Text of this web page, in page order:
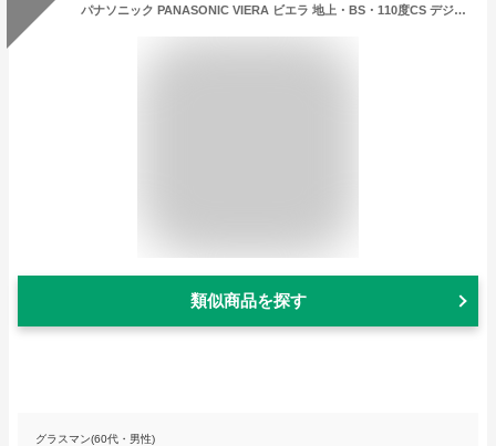
パナソニック PANASONIC VIERA ビエラ 地上・BS・110度CS デジタル ハイビジョン 24V型 液晶テレビ TH-24E300 TH24E300／th-24e300 24v型 テレビ テレビパナソニック テレビ本体 テレビ
類似商品を探す
グラスマン(60代・男性)